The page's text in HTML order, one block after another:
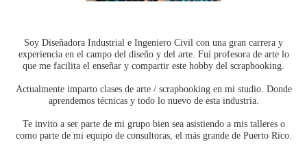
Soy Diseñadora Industrial e Ingeniero Civil con una gran carrera y
experiencia en el campo del diseño y del arte. Fuí profesora de arte lo
que me facilita el enseñar y compartir este hobby del scrapbooking.
Actualmente imparto clases de arte / scrapbooking en mi studio. Donde
aprendemos técnicas y todo lo nuevo de esta industria.
Te invito a ser parte de mi grupo bien sea asistiendo a mis talleres o
como parte de mi equipo de consultoras, el más grande de Puerto Rico.